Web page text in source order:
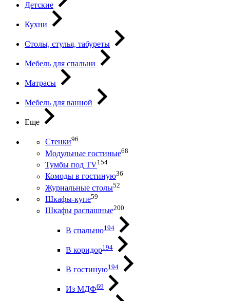
Детские
Кухни
Столы, стулья, табуреты
Мебель для спальни
Матрасы
Мебель для ванной
Еще
Стенки96
Модульные гостиные68
Тумбы под ТV154
Комоды в гостиную36
Журнальные столы52
Шкафы-купе59
Шкафы распашные200
В спальню194
В коридор194
В гостиную194
Из МДФ69